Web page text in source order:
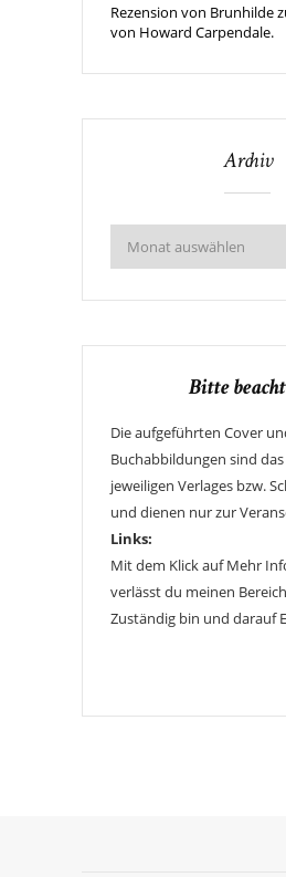
Rezension von Brunhilde
von Howard Carpendale.
Archiv
Bitte
Die aufgeführten Cover
Buchabbildungen sind
jeweiligen Verlages bzw.
und dienen nur zur
Links:
Mit dem Klick auf Mehr
verlässt du meinen
Zuständig bin und darauf